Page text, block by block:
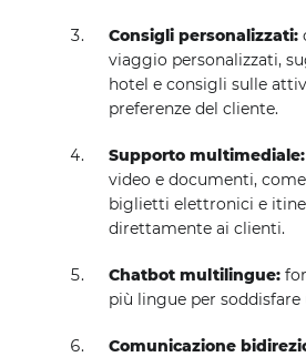
Consigli personalizzati:
viaggio personalizzati,
hotel e consigli sulle
preferenze del cliente.
Supporto multimediale:
video e documenti,
biglietti elettronici e
direttamente ai clienti.
Chatbot multilingue:
più lingue per
Comunicazione